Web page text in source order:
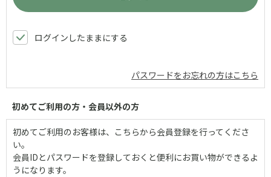
ログインしたままにする
パスワードをお忘れの方はこちら
初めてご利用の方・会員以外の方
初めてご利用のお客様は、こちらから会員登録を行ってくださ
い。
会員IDとパスワードを登録しておくと便利にお買い物ができるよ
うになります。